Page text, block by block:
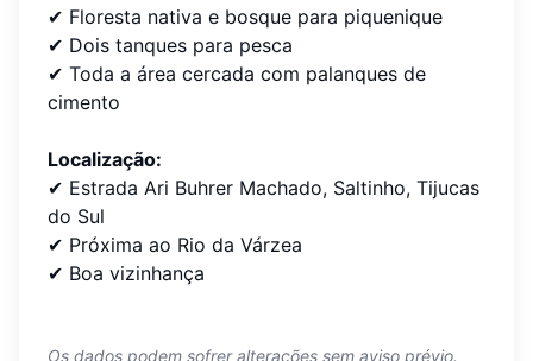
✔ Floresta nativa e bosque para piquenique
✔ Dois tanques para pesca
✔ Toda a área cercada com palanques de
cimento
Localização:
✔ Estrada Ari Buhrer Machado, Saltinho, Tijucas
do Sul
✔ Próxima ao Rio da Várzea
✔ Boa vizinhança
Os dados podem sofrer alterações sem aviso prévio.